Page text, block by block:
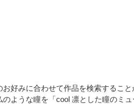
好みに合わせて作品を検索するこ
ような瞳を「cool 凛とした瞳のミ